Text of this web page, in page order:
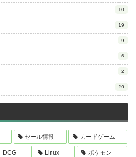
10
19
9
6
2
26
セール情報 カードゲーム
DCG Linux ポケモン